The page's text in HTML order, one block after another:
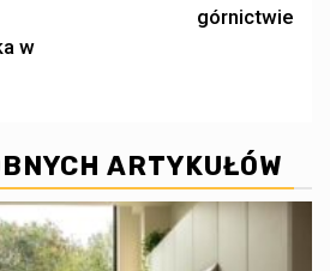
w
górnictwie
ARTYKUŁÓW